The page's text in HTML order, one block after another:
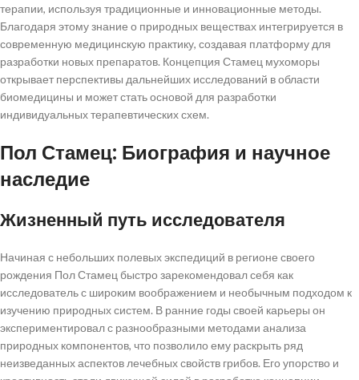
Перспективы дальнейших исследований
Междисциплинарный подход
Выводы и перспективы дальнейших исследований
терапии, используя традиционные и инновационные методы.
Благодаря этому знание о природных веществах интегрируется в
современную медицинскую практику, создавая платформу для
разработки новых препаратов. Концепция Стамец мухоморы
открывает перспективы дальнейших исследований в области
биомедицины и может стать основой для разработки
индивидуальных терапевтических схем.
Пол Стамец: Биография и научное
наследие
Жизненный путь исследователя
Начиная с небольших полевых экспедиций в регионе своего
рождения Пол Стамец быстро зарекомендовал себя как
исследователь с широким воображением и необычным подходом к
изучению природных систем. В ранние годы своей карьеры он
экспериментировал с разнообразными методами анализа
природных компонентов, что позволило ему раскрыть ряд
неизведанных аспектов лечебных свойств грибов. Его упорство и